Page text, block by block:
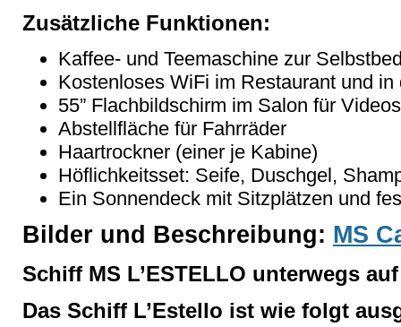
Zusätzliche Funktionen:
Kaffee- und Teemaschine zur
Kostenloses WiFi im Restaurant und in
55” Flachbildschirm im Salon für Videos
Abstellfläche für Fahrräder
Haartrockner (einer je Kabine)
Höflichkeitsset: Seife, Duschgel,
Ein Sonnendeck mit Sitzplätzen und
Bilder und Beschreibung: MS
Schiff MS L’ESTELLO unterwegs
Das Schiff L’Estello ist wie folgt